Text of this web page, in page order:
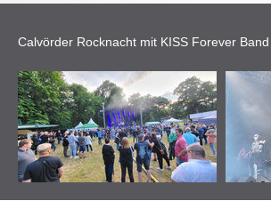
Calvörder Rocknacht mit KISS Forever